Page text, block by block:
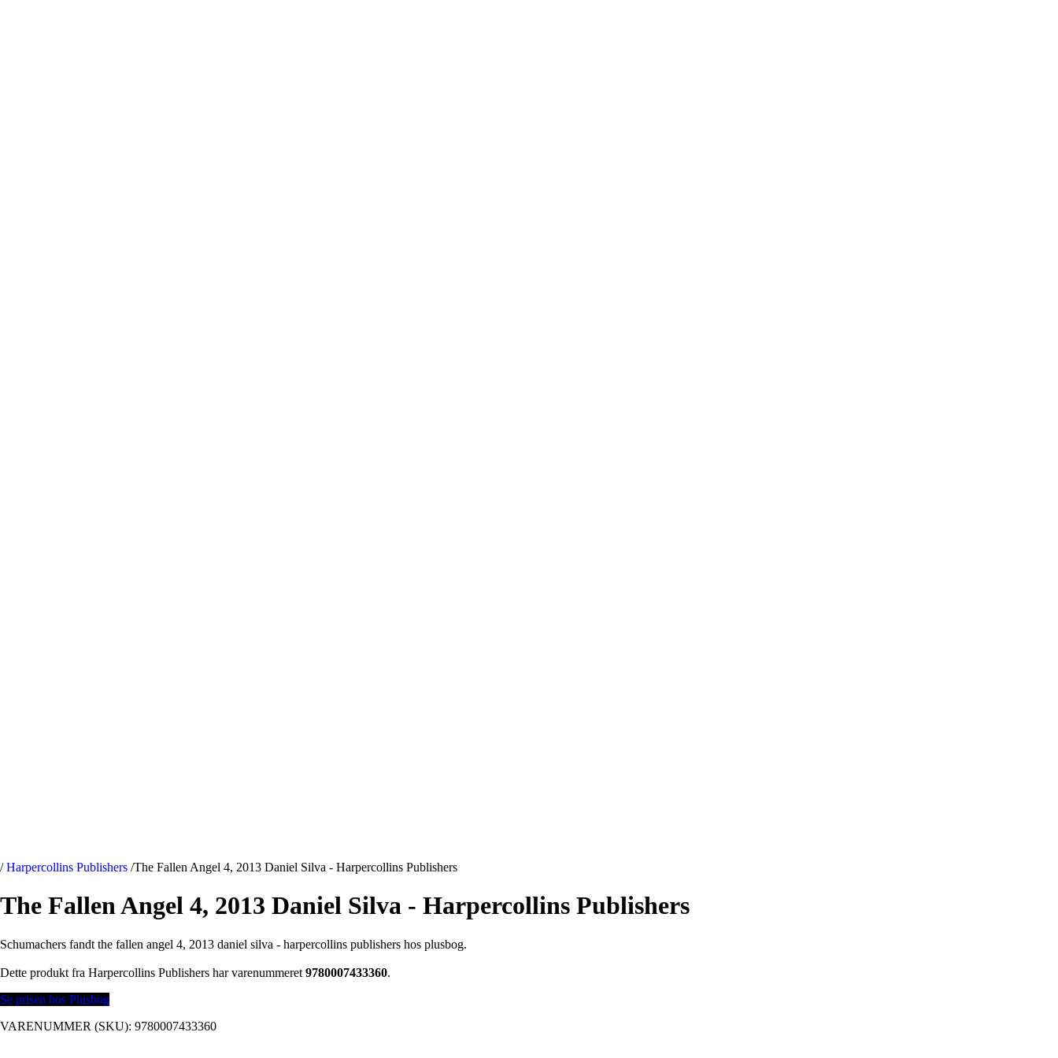
/ Harpercollins Publishers /The Fallen Angel 4, 2013 Daniel Silva - Harpercollins Publishers
The Fallen Angel 4, 2013 Daniel Silva - Harpercollins Publishers
Schumachers fandt the fallen angel 4, 2013 daniel silva - harpercollins publishers hos plusbog.
Dette produkt fra Harpercollins Publishers har varenummeret 9780007433360.
Se prisen hos Plusbog
VARENUMMER (SKU): 9780007433360